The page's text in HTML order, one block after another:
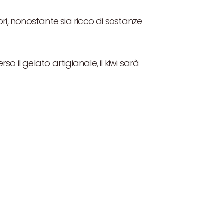
nonostante sia ricco di sostanze
il gelato artigianale, il kiwi sarà